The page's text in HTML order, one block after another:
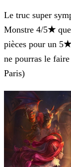
Le truc super
Monstre 4/5★
pièces pour un 5★
ne pourras le
Paris)